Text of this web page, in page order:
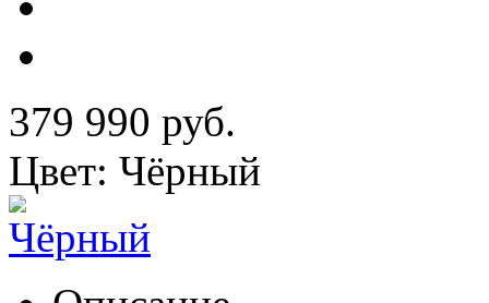
379 990 руб.
Цвет: Чёрный